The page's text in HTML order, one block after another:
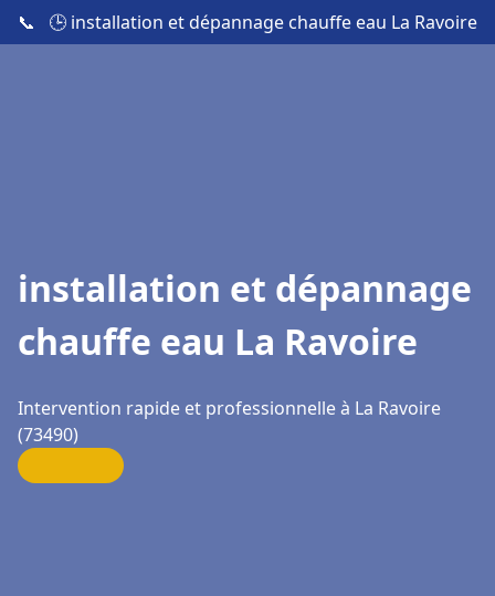
📞 🕒 installation et dépannage chauffe eau La Ravoire
installation et dépannage
chauffe eau La Ravoire
Intervention rapide et professionnelle à La Ravoire
(73490)